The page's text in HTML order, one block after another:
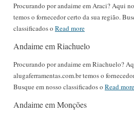
Procurando por andaime em Araci? Aqui
temos o fornecedor certo da sua região.
classificados o Read more
Andaime em Riachuelo
Procurando por andaime em Riachuelo?
alugaferramentas.com.br temos o
Busque em nosso classificados o Read more
Andaime em Monções